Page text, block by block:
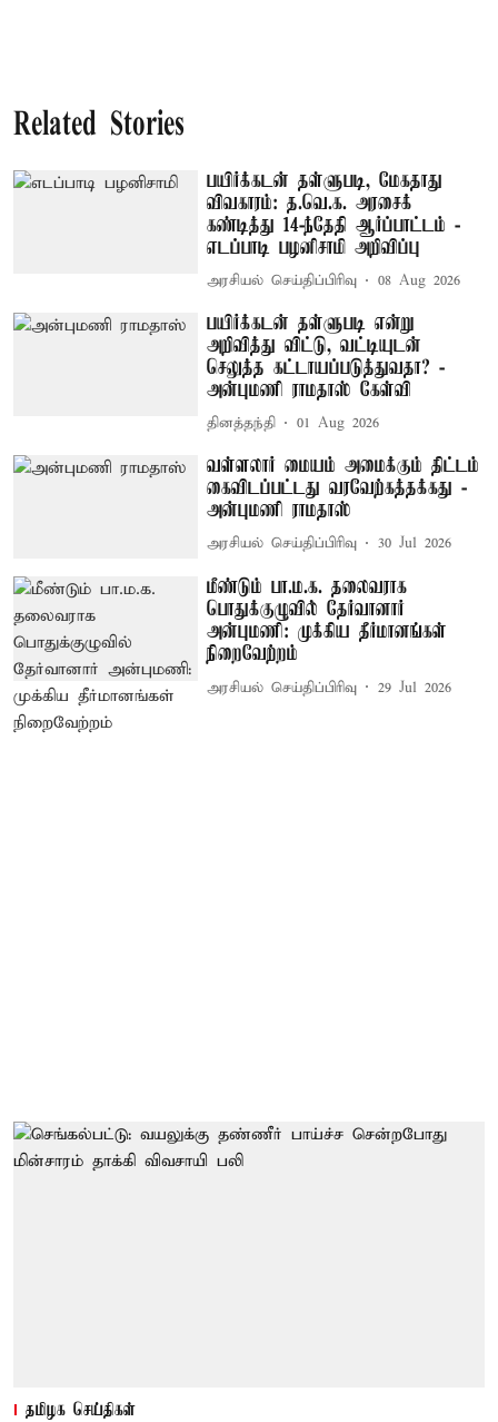
Related Stories
பயிர்க்கடன் தள்ளுபடி, மேகதாது
விவகாரம்: த.வெ.க. அரசைக்
கண்டித்து 14-ந்தேதி ஆர்ப்பாட்டம் -
எடப்பாடி பழனிசாமி அறிவிப்பு
அரசியல் செய்திப்பிரிவு 08 Aug 2026
பயிர்க்கடன் தள்ளுபடி என்று
அறிவித்து விட்டு, வட்டியுடன்
செலுத்த கட்டாயப்படுத்துவதா? -
அன்புமணி ராமதாஸ் கேள்வி
தினத்தந்தி 01 Aug 2026
வள்ளலார் மையம் அமைக்கும் திட்டம்
கைவிடப்பட்டது வரவேற்கத்தக்கது -
அன்புமணி ராமதாஸ்
அரசியல் செய்திப்பிரிவு 30 Jul 2026
மீண்டும் பா.ம.க. தலைவராக
பொதுக்குழுவில் தேர்வானார்
அன்புமணி: முக்கிய தீர்மானங்கள்
நிறைவேற்றம்
அரசியல் செய்திப்பிரிவு 29 Jul 2026
தமிழக செய்திகள்